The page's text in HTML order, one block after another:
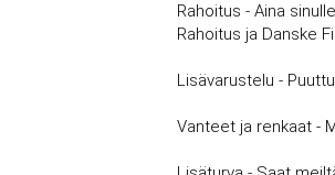
Rahoitus - Aina
Rahoitus ja Danske
Lisävarustelu -
Vanteet ja renkaat -